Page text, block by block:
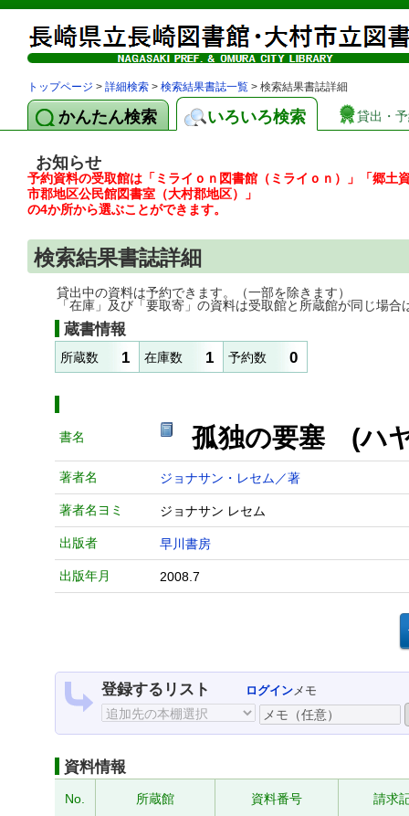
トップページ > 詳細検索 > 検索結果書誌一覧 > 検索結果書誌詳細
かんたん検索 いろいろ検索 貸出・
お知らせ
予約資料の受取館は「ミライｏｎ図書館（ミライｏｎ）」「郷
市郡地区公民館図書室（大村郡地区）」
の4か所から選ぶことができます。
検索結果書誌詳細
貸出中の資料は予約できます。（一部を除きます）
「在庫」及び「要取寄」の資料は受取館と所蔵館が同じ場合
蔵書情報
所蔵数 1 在庫数 1 予約数 0
書名 孤独の要塞 (ハ
著者名 ジョナサン・レセム／著
著者名ヨミ ジョナサン レセム
出版者 早川書房
出版年月 2008.7
登録するリスト ログインメモ
資料情報
No. 所蔵館 資料番号 請求